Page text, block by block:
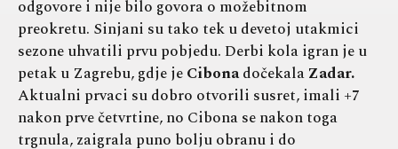
odgovore i nije bilo govora o možebitnom
preokretu. Sinjani su tako tek u devetoj utakmici
sezone uhvatili prvu pobjedu. Derbi kola igran je u
petak u Zagrebu, gdje jeCibonadočekalaZadar.
Aktualni prvaci su dobro otvorili susret, imali +7
nakon prve četvrtine, no Cibona se nakon toga
trgnula, zaigrala puno bolju obranu i do